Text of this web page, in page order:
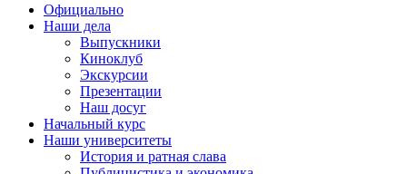
Официально
Наши дела
Выпускники
Киноклуб
Экскурсии
Презентации
Наш досуг
Начальный курс
Наши университеты
История и ратная слава